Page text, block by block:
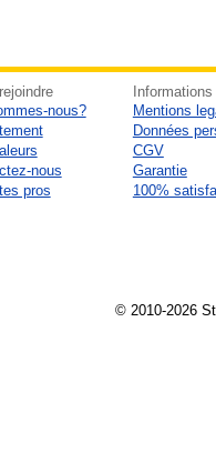
nous?
nous
pros
Mentions
Données
CGV
Garantie
100%
© 2010-2026